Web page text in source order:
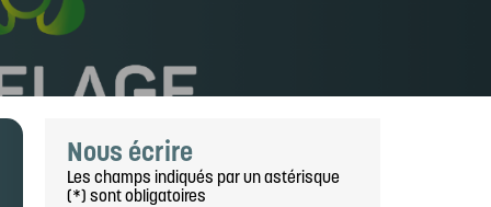
Nous écrire
Les champs indiqués par un astérisque
(*) sont obligatoires